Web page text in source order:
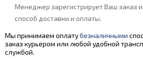
Менеджер зарегистрирует Ваш заказ
способ доставки и оплаты.
Мы принимаем оплатубезналичными
заказ курьером или любой удобной
службой.